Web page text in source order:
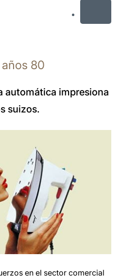
años 80
automática impresiona
suizos.
en el sector comercial